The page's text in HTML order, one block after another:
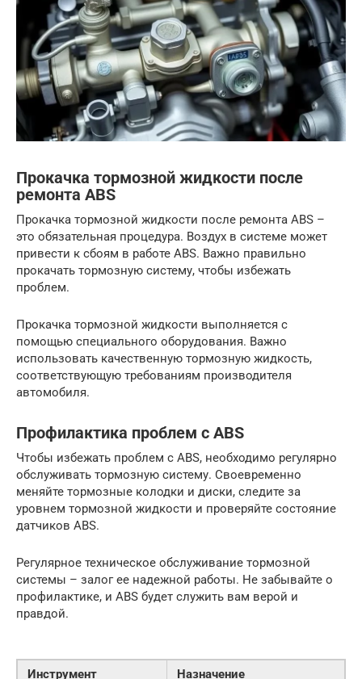
Прокачка тормозной жидкости после
ремонта ABS
Прокачка тормозной жидкости после ремонта ABS –
это обязательная процедура. Воздух в системе может
привести к сбоям в работе ABS. Важно правильно
прокачать тормозную систему, чтобы избежать
проблем.
Прокачка тормозной жидкости выполняется с
помощью специального оборудования. Важно
использовать качественную тормозную жидкость,
соответствующую требованиям производителя
автомобиля.
Профилактика проблем с ABS
Чтобы избежать проблем с ABS, необходимо регулярно
обслуживать тормозную систему. Своевременно
меняйте тормозные колодки и диски, следите за
уровнем тормозной жидкости и проверяйте состояние
датчиков ABS.
Регулярное техническое обслуживание тормозной
системы – залог ее надежной работы. Не забывайте о
профилактике, и ABS будет служить вам верой и
правдой.
Инструмент
Назначение